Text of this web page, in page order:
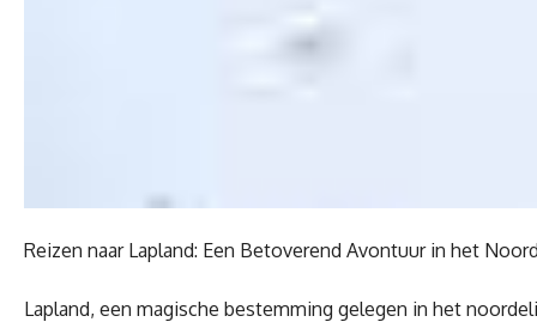
Reizen naar Lapland: Een Betoverend Avontuur in het
Lapland, een magische bestemming gelegen in het